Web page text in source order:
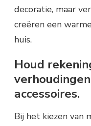
decoratie, maar
creëren een
huis.
Houd
accessoires.
Bij het kiezen van